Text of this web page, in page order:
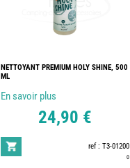
NETTOYANT PREMIUM HOLY SHINE, 500
ML
En savoir plus
24,90 €
ref : T3-01200
0